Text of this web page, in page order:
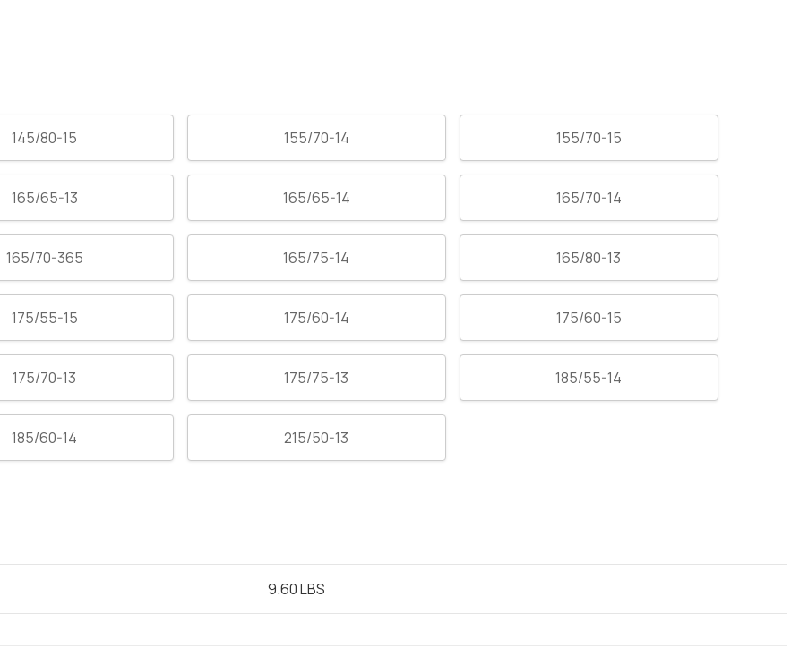
145/80-15 155/70-14 155/70-15
165/65-13 165/65-14 165/70-14
165/70-365 165/75-14 165/80-13
175/55-15 175/60-14 175/60-15
175/70-13 175/75-13 185/55-14
185/60-14 215/50-13
9.60 LBS